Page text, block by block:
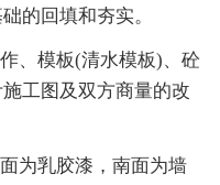
的回填和夯实。
、模板(清水模板)、砼
工图及双方商量的改
为乳胶漆，南面为墙